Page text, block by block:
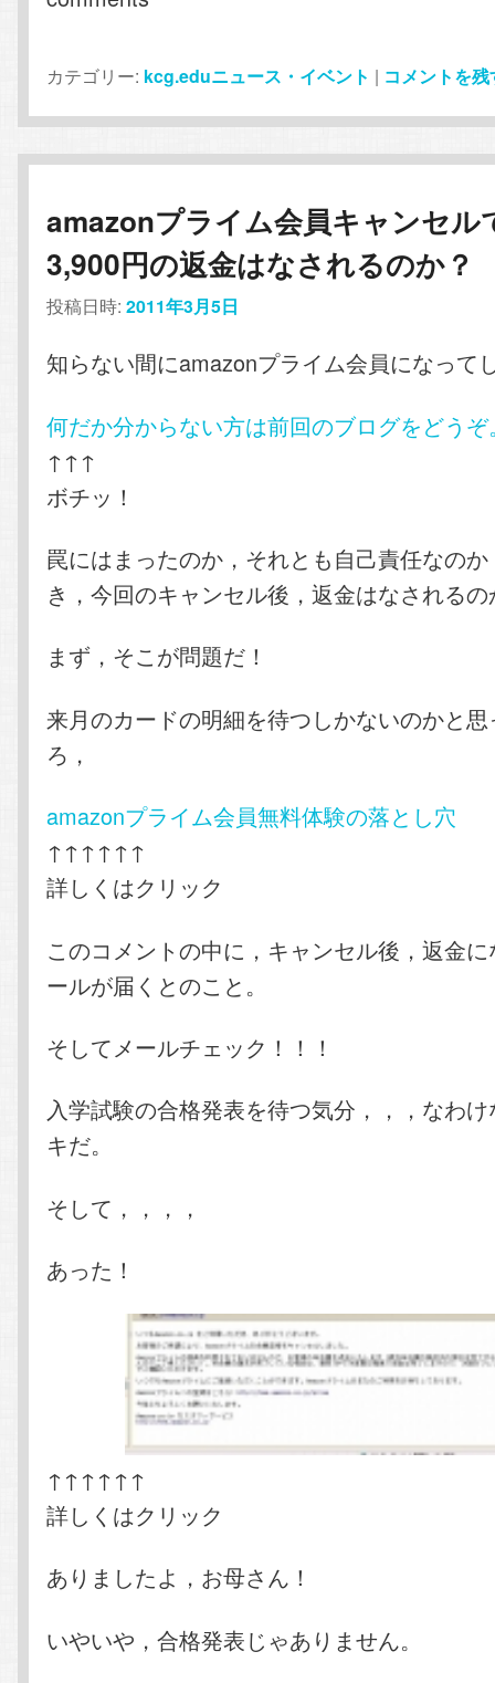
カテゴリー: kcg.eduニュース・イベント | コメントを残
amazonプライム会員キャンセル
3,900円の返金はなされるのか？
投稿日時:2011年3月5日
知らない間にamazonプライム会員になって
何だか分からない方は前回のブログをどうぞ
↑↑↑
ボチッ！
罠にはまったのか，それとも自己責任なの
き，今回のキャンセル後，返金はなされる
まず，そこが問題だ！
来月のカードの明細を待つしかないのかと
ろ，
amazonプライム会員無料体験の落とし穴
↑↑↑↑↑↑
詳しくはクリック
このコメントの中に，キャンセル後，返金
ールが届くとのこと。
そしてメールチェック！！！
入学試験の合格発表を待つ気分，，，なわ
キだ。
そして，，，，
あった！
↑↑↑↑↑↑
詳しくはクリック
ありましたよ，お母さん！
いやいや，合格発表じゃありません。